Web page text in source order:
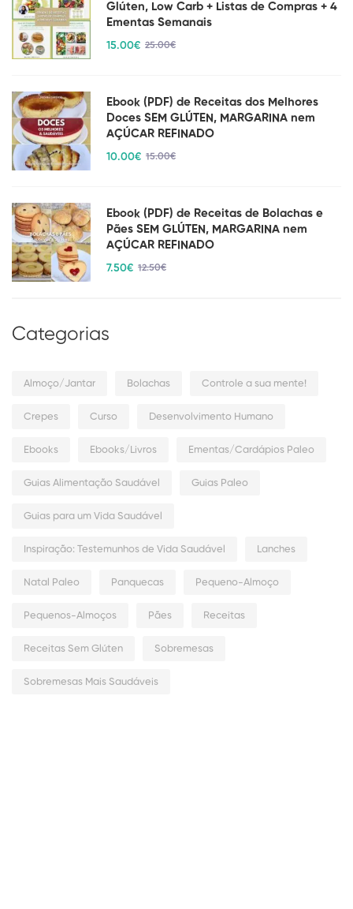
Glúten, Low Carb + Listas de Compras + 4
Ementas Semanais
15.00€ 25.00€
Ebook (PDF) de Receitas dos Melhores
Doces SEM GLÚTEN, MARGARINA nem
AÇÚCAR REFINADO
10.00€ 15.00€
Ebook (PDF) de Receitas de Bolachas e
Pães SEM GLÚTEN, MARGARINA nem
AÇÚCAR REFINADO
7.50€ 12.50€
Categorias
Almoço/Jantar Bolachas Controle a sua mente!
Crepes Curso Desenvolvimento Humano
Ebooks Ebooks/Livros Ementas/Cardápios Paleo
Guias Alimentação Saudável Guias Paleo
Guias para um Vida Saudável
Inspiração: Testemunhos de Vida Saudável Lanches
Natal Paleo Panquecas Pequeno-Almoço
Pequenos-Almoços Pães Receitas
Receitas Sem Glúten Sobremesas
Sobremesas Mais Saudáveis